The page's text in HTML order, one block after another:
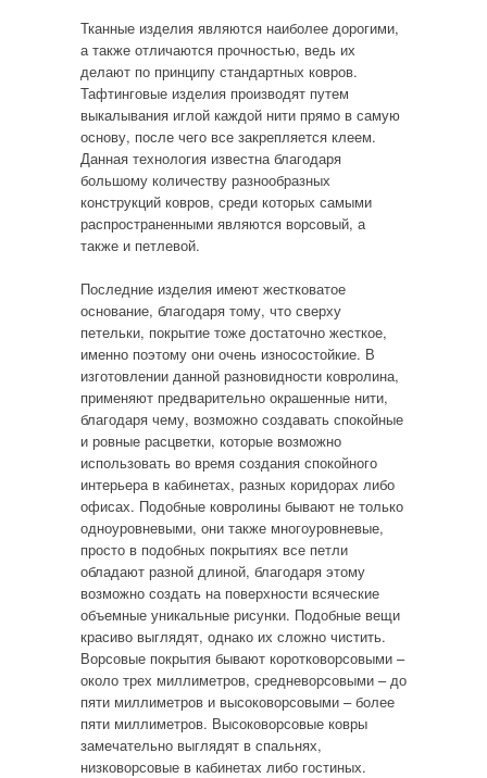
Тканные изделия являются наиболее дорогими,
а также отличаются прочностью, ведь их
делают по принципу стандартных ковров.
Тафтинговые изделия производят путем
выкалывания иглой каждой нити прямо в самую
основу, после чего все закрепляется клеем.
Данная технология известна благодаря
большому количеству разнообразных
конструкций ковров, среди которых самыми
распространенными являются ворсовый, а
также и петлевой.
Последние изделия имеют жестковатое
основание, благодаря тому, что сверху
петельки, покрытие тоже достаточно жесткое,
именно поэтому они очень износостойкие. В
изготовлении данной разновидности ковролина,
применяют предварительно окрашенные нити,
благодаря чему, возможно создавать спокойные
и ровные расцветки, которые возможно
использовать во время создания спокойного
интерьера в кабинетах, разных коридорах либо
офисах. Подобные ковролины бывают не только
одноуровневыми, они также многоуровневые,
просто в подобных покрытиях все петли
обладают разной длиной, благодаря этому
возможно создать на поверхности всяческие
объемные уникальные рисунки. Подобные вещи
красиво выглядят, однако их сложно чистить.
Ворсовые покрытия бывают коротковорсовыми –
около трех миллиметров, средневорсовыми – до
пяти миллиметров и высоковорсовыми – более
пяти миллиметров. Высоковорсовые ковры
замечательно выглядят в спальнях,
низковорсовые в кабинетах либо гостиных.